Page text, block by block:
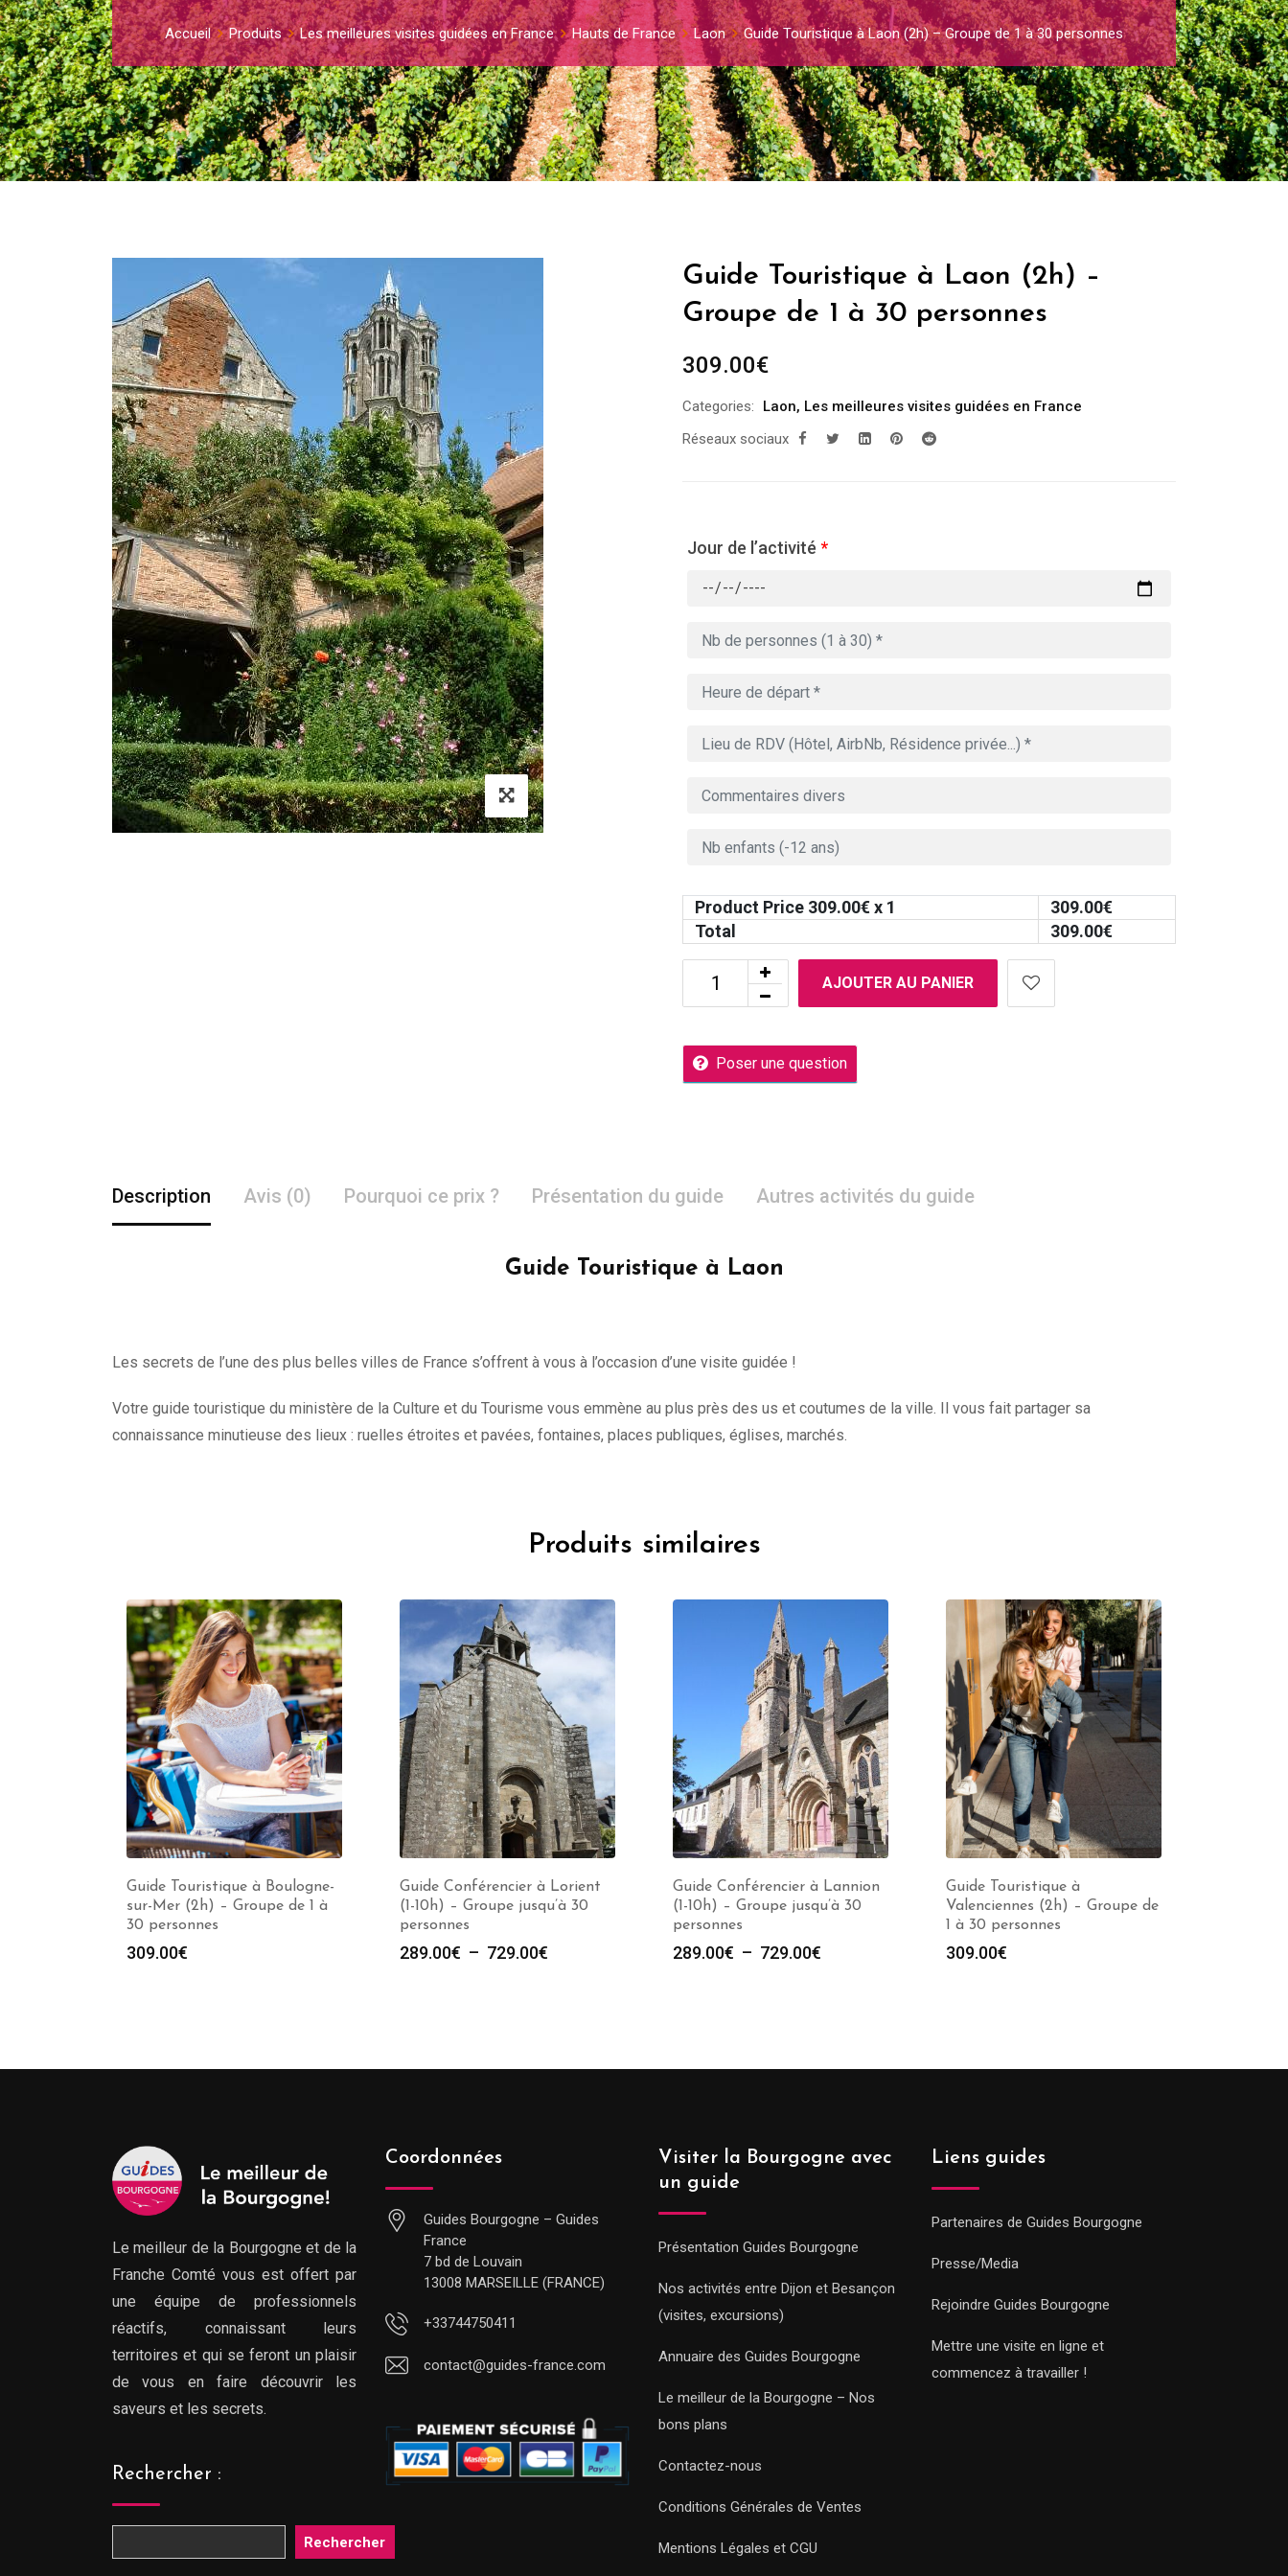
Accueil Produits Les meilleures visites guidées en France Hauts de France Laon Guide Touristique à Laon (2h) – Groupe de 1 à 30 personnes
Guide Touristique à Laon (2h) –
Groupe de 1 à 30 personnes
309.00€
Categories: Laon, Les meilleures visites guidées en France
Réseaux sociaux
Jour de l’activité *
Product Price 309.00€ x 1 309.00€
Total
309.00€
AJOUTER AU PANIER
Poser une question
Description Avis (0) Pourquoi ce prix ? Présentation du guide Autres activités du guide
Guide Touristique à Laon
Les secrets de l’une des plus belles villes de France s’offrent à vous à l’occasion d’une visite guidée !
Votre guide touristique du ministère de la Culture et du Tourisme vous emmène au plus près des us et coutumes de la ville. Il vous fait partager sa
connaissance minutieuse des lieux : ruelles étroites et pavées, fontaines, places publiques, églises, marchés.
Produits similaires
Guide Touristique à Boulogne-
sur-Mer (2h) – Groupe de 1 à
30 personnes
309.00€
Guide Conférencier à Lorient
(1-10h) – Groupe jusqu’à 30
personnes
289.00€ – 729.00€
Guide Conférencier à Lannion
(1-10h) – Groupe jusqu’à 30
personnes
289.00€ – 729.00€
Guide Touristique à
Valenciennes (2h) – Groupe de
1 à 30 personnes
309.00€
Le meilleur de la Bourgogne et de la
Franche Comté vous est offert par
une équipe de professionnels
réactifs, connaissant leurs
territoires et qui se feront un plaisir
de vous en faire découvrir les
saveurs et les secrets.
Rechercher :
Rechercher
Coordonnées
Guides Bourgogne – Guides
France
7 bd de Louvain
13008 MARSEILLE (FRANCE)
+33744750411
contact@guides-france.com
Visiter la Bourgogne avec
un guide
Présentation Guides Bourgogne
Nos activités entre Dijon et Besançon
(visites, excursions)
Annuaire des Guides Bourgogne
Le meilleur de la Bourgogne – Nos
bons plans
Contactez-nous
Conditions Générales de Ventes
Mentions Légales et CGU
Liens guides
Partenaires de Guides Bourgogne
Presse/Media
Rejoindre Guides Bourgogne
Mettre une visite en ligne et
commencez à travailler !